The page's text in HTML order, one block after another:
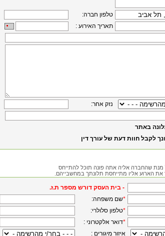
:טלפון חברה
: תאריך האירוע
:נזק אחר
באתר
לקבל חוות דעת של עורך דין
שהחברה אליה אתה פונה תוכל להתייחס
את הארוע אליו מתייחסת תלונתך במחשבייהם.
.בית העסק דורש מספר ת.ז -
:שם משפחה*
:טלפון סלולרי*
: דואר אלקטרוני*
: איזור מיגורים